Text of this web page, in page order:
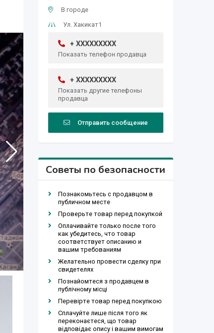
В городе
Ул. Хакикат1
+ XXXXXXXXX
Показать телефон продавца
+ XXXXXXXXX
Показать другие телефоны
продавца
Отправить сообщение
Советы по безопасности
Познакомьтесь с продавцом в
публичном месте
Проверьте товар перед покупкой
Оплачивайте только после того
как убедитесь, что товар
соответствует описанию и
вашим требованиям
Желательно провести сделку при
свидетелях
Познайомтеся з продавцем в
публічному місці
Перевірте товар перед покупкою
Сплачуйте лише після того як
переконаєтеся, що товар
відповідає опису і вашим вимогам